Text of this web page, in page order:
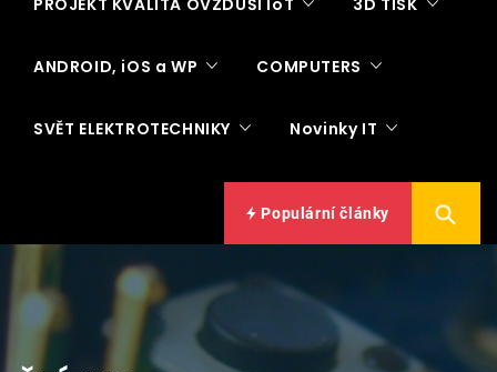
PROJEKT KVALITA OVZDUŠÍ IoT 3D TISK
ANDROID, iOS a WP COMPUTERS
SVĚT ELEKTROTECHNIKY Novinky IT
Populární články